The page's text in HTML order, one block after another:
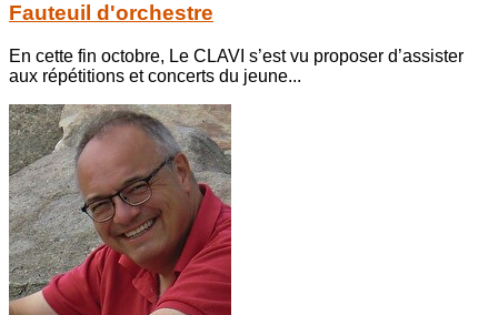
Fauteuil d'orchestre
En cette fin octobre, Le CLAVI s’est vu proposer d’assister
aux répétitions et concerts du jeune...